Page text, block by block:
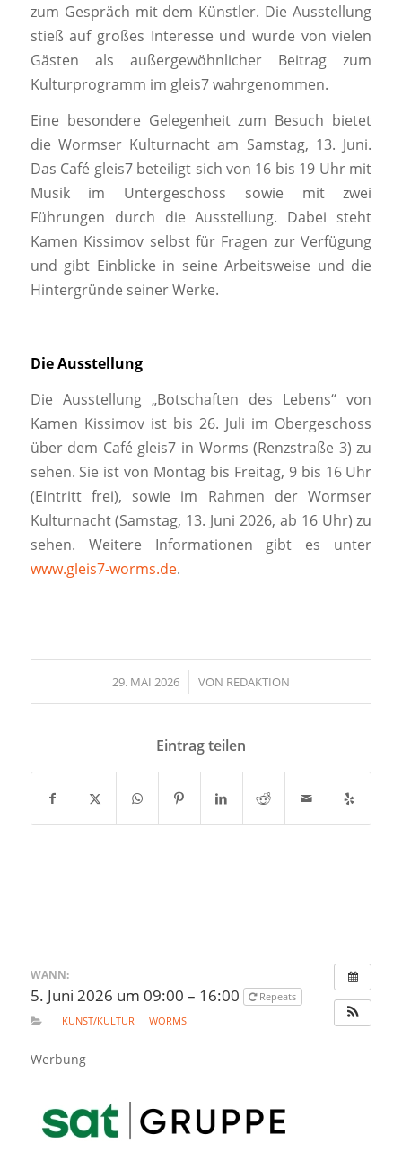
zum Gespräch mit dem Künstler. Die Ausstellung
stieß auf großes Interesse und wurde von vielen
Gästen als außergewöhnlicher Beitrag zum
Kulturprogramm im gleis7 wahrgenommen.
Eine besondere Gelegenheit zum Besuch bietet
die Wormser Kulturnacht am Samstag, 13. Juni.
Das Café gleis7 beteiligt sich von 16 bis 19 Uhr mit
Musik im Untergeschoss sowie mit zwei
Führungen durch die Ausstellung. Dabei steht
Kamen Kissimov selbst für Fragen zur Verfügung
und gibt Einblicke in seine Arbeitsweise und die
Hintergründe seiner Werke.
Die Ausstellung
Die Ausstellung „Botschaften des Lebens“ von
Kamen Kissimov ist bis 26. Juli im Obergeschoss
über dem Café gleis7 in Worms (Renzstraße 3) zu
sehen. Sie ist von Montag bis Freitag, 9 bis 16 Uhr
(Eintritt frei), sowie im Rahmen der Wormser
Kulturnacht (Samstag, 13. Juni 2026, ab 16 Uhr) zu
sehen. Weitere Informationen gibt es unter
www.gleis7-worms.de.
29. MAI 2026
/ VON REDAKTION
Eintrag teilen
WANN:
5. Juni 2026 um 09:00 – 16:00
Repeats
KUNST/KULTUR
WORMS
Werbung